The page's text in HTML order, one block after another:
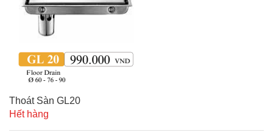
Thoát Sàn GL20
Hết hàng